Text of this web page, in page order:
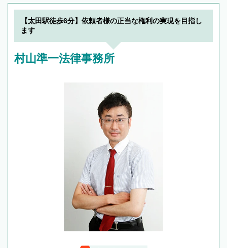
【太田駅徒歩6分】依頼者様の正当な権利の実現を目指し
ます
村山準一法律事務所